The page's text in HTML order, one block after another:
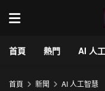
首頁 熱門 AI 人
首頁 新聞 AI 人工智慧